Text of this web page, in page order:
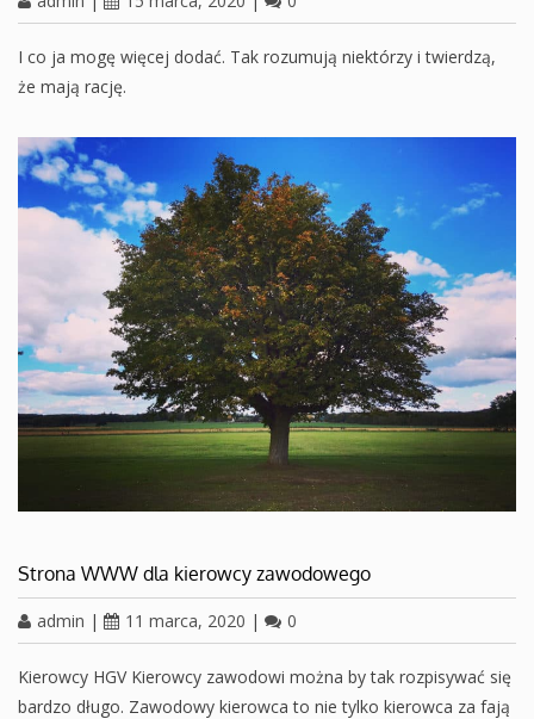
I co ja mogę więcej dodać. Tak rozumują niektórzy i twierdzą,
że mają rację.
Strona WWW dla kierowcy zawodowego
admin | 11 marca, 2020 | 0
Kierowcy HGV Kierowcy zawodowi można by tak rozpisywać się
bardzo długo. Zawodowy kierowca to nie tylko kierowca za fają